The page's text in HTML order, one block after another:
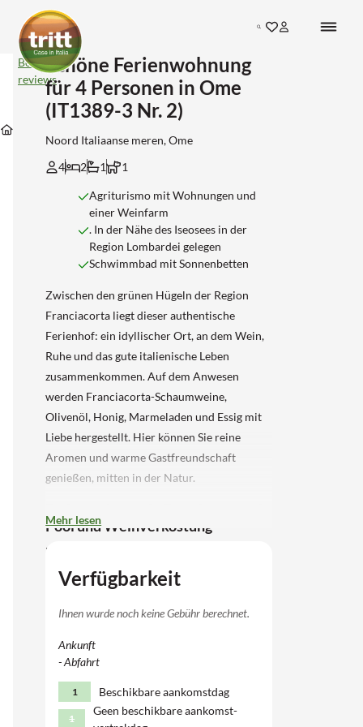
Search
Unterkünfte
in
italiaanse-
meren
Unterkünfte
Brescia
Unterkünfte
Ome
Schöne
Ferienwohnung
für
4
Personen
Ome
(IT1389-
3
2)
Bekijk
reviews
Schöne Ferienwohnung
für 4 Personen in Ome
(IT1389-3 Nr. 2)
Noord Italiaanse meren, Ome
4
2 1 1
Agriturismo mit Wohnungen und
einer Weinfarm
. In der Nähe des Iseosees in der
Region Lombardei gelegen
Schwimmbad mit Sonnenbetten
Zwischen den grünen Hügeln der Region
Franciacorta liegt dieser authentische
Ferienhof: ein idyllischer Ort, an dem Wein,
Ruhe und das gute italienische Leben
zusammenkommen. Auf dem Anwesen
werden Franciacorta-Schaumweine,
Olivenöl, Honig, Marmeladen und Essig mit
Liebe hergestellt. Hier können Sie reine
Aromen und warme Gastfreundschaft
genießen, mitten in der Natur.
Pool und Weinverkostung
Diese
Wohnung ist für 4 Personen (2+2 Personen)
verfügt über einen Sitzbereich, einen
Essbereich und einen Satellitenfernseher. Die
Küche ist vollständig ausgestattet mit
Induktionsherd, Mikrowelle, Kühlschrank,
Mehr lesen
Verfügbarkeit
Ihnen wurde noch keine Gebühr berechnet.
Ankunft
- Abfahrt
1 Beschikbare aankomstdag
1
Geen beschikbare aankomst-